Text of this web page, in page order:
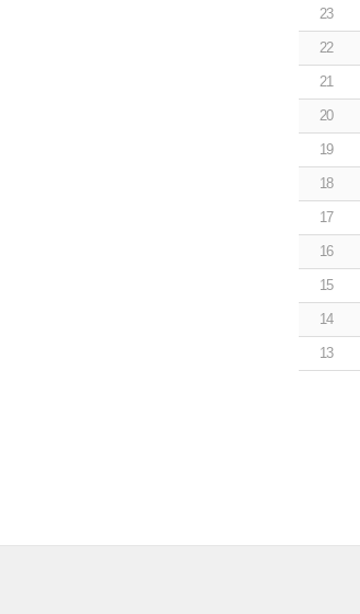
23
22
21
20
19
18
17
16
15
14
13